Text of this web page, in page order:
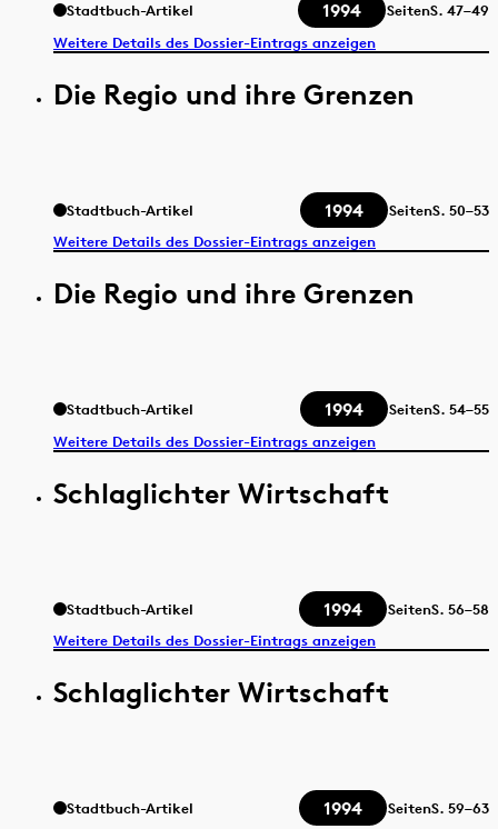
Stadtbuch-Artikel 1994 SeitenS. 47–49
Weitere Details des Dossier-Eintrags anzeigen
Die Regio und ihre Grenzen
Stadtbuch-Artikel 1994 SeitenS. 50–53
Weitere Details des Dossier-Eintrags anzeigen
Die Regio und ihre Grenzen
Stadtbuch-Artikel 1994 SeitenS. 54–55
Weitere Details des Dossier-Eintrags anzeigen
Schlaglichter Wirtschaft
Stadtbuch-Artikel 1994 SeitenS. 56–58
Weitere Details des Dossier-Eintrags anzeigen
Schlaglichter Wirtschaft
Stadtbuch-Artikel 1994 SeitenS. 59–63